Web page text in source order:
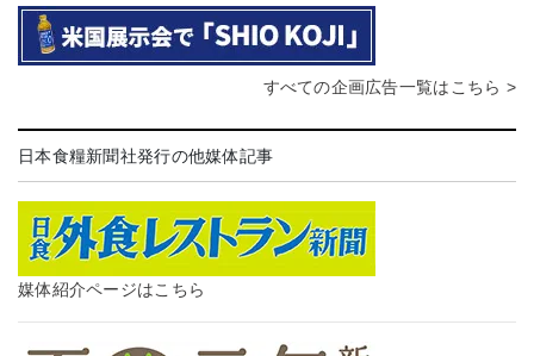
すべての企画広告一覧はこちら >
日本食糧新聞社発行の他媒体記事
媒体紹介ページはこちら